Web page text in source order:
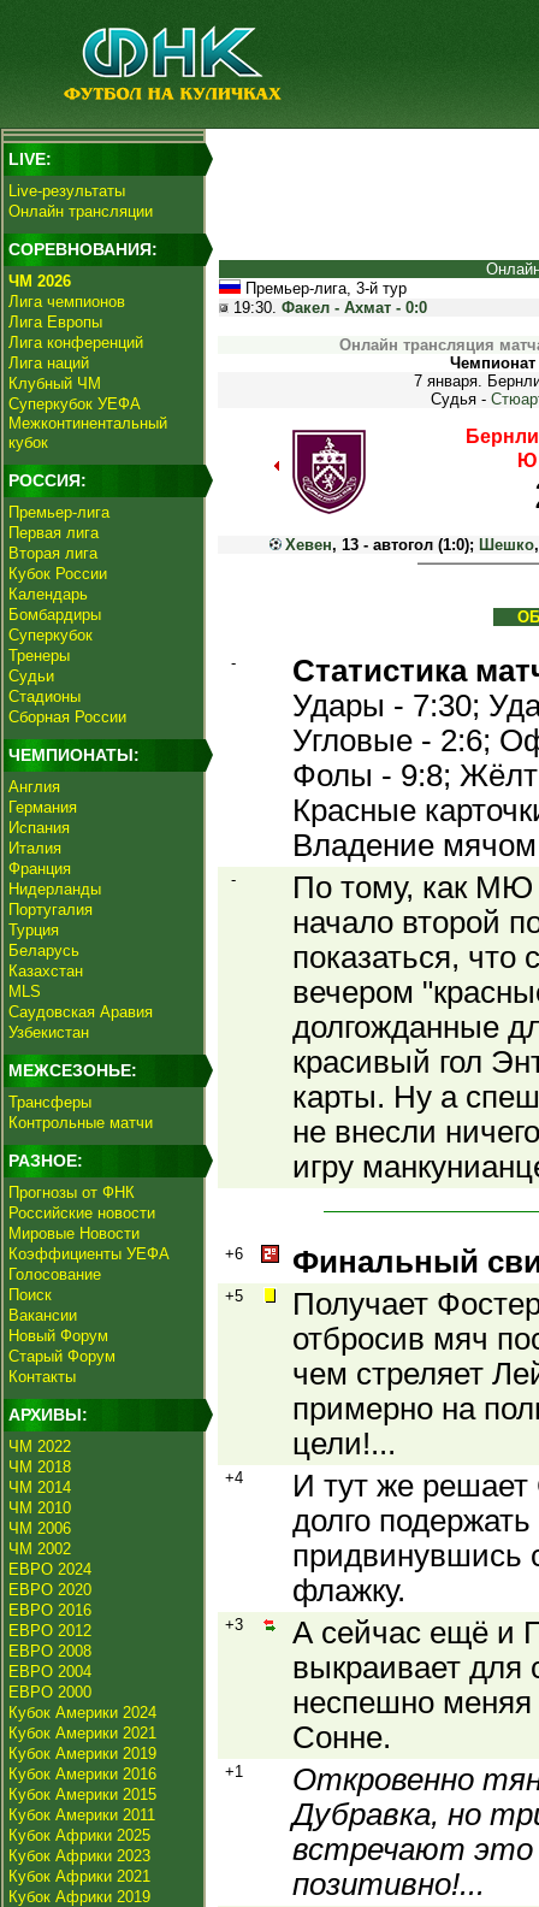
LIVE:
Live-результаты
Онлайн трансляции
СОРЕВНОВАНИЯ:
ЧМ 2026
Лига чемпионов
Лига Европы
Лига конференций
Лига наций
Клубный ЧМ
Суперкубок УЕФА
Межконтинентальный
кубок
РОССИЯ:
Премьер-лига
Первая лига
Вторая лига
Кубок России
Календарь
Бомбардиры
Суперкубок
Тренеры
Судьи
Стадионы
Сборная России
ЧЕМПИОНАТЫ:
Англия
Германия
Испания
Италия
Франция
Нидерланды
Португалия
Турция
Беларусь
Казахстан
MLS
Саудовская Аравия
Узбекистан
МЕЖСЕЗОНЬЕ:
Трансферы
Контрольные матчи
РАЗНОЕ:
Прогнозы от ФНК
Российские новости
Мировые Новости
Коэффициенты УЕФА
Голосование
Поиск
Вакансии
Новый Форум
Старый Форум
Контакты
АРХИВЫ:
ЧМ 2022
ЧМ 2018
ЧМ 2014
ЧМ 2010
ЧМ 2006
ЧМ 2002
ЕВРО 2024
ЕВРО 2020
ЕВРО 2016
ЕВРО 2012
ЕВРО 2008
ЕВРО 2004
ЕВРО 2000
Кубок Америки 2024
Кубок Америки 2021
Кубок Америки 2019
Кубок Америки 2016
Кубок Америки 2015
Кубок Америки 2011
Кубок Африки 2025
Кубок Африки 2023
Кубок Африки 2021
Кубок Африки 2019
Премьер-лига, 3-й тур
19:30. Факел - Ахмат - 0:0
Онлайн трансляция
Чемпионат
7 января.
Судья -
Хевен, 13 - автогол (1:0); Шешко
-
Статистика
Удары - 7:30;
Угловые - 2:6;
Фолы - 9:8;
Красные
Владение
-
По тому, как МЮ
начало второй
показаться, что
вечером
долгожданные
красивый гол
карты. Ну а
не внесли
игру
+6 Финальный
+5
Получает
отбросив мяч
чем стреляет
примерно на
цели!...
+4
И тут же
долго
придвинувшись
флажку.
+3
А сейчас ещё и
выкраивает для
неспешно
Сонне.
+1
Откровенно
Дубравка, но
встречают это
позитивно!...